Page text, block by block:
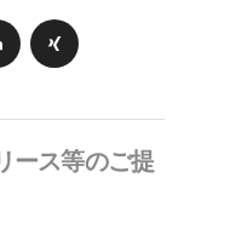
ース等のご提